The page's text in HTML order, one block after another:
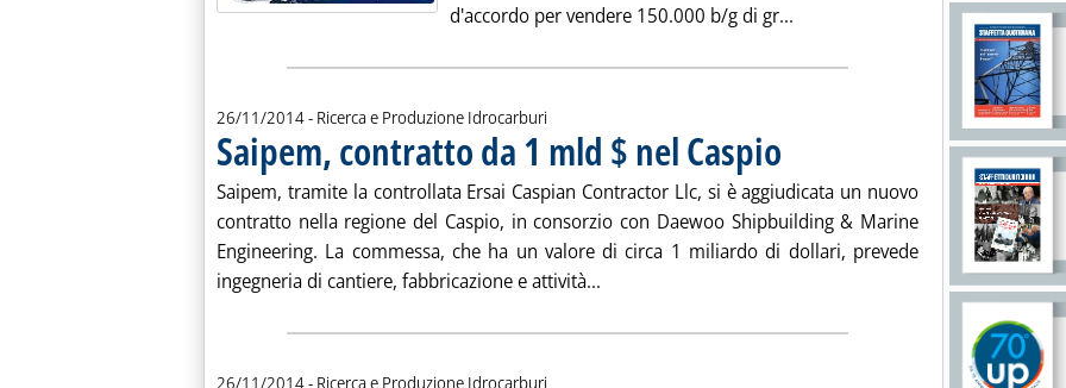
d'accordo per vendere 150.000 b/g di gr... Leggi tutta la notizia: 'Ceyhan,
26/11/2014- Ricerca e Produzione Idrocarburi
Saipem, contratto da 1 mld $ nel Caspio . Pubblicata mercoledì 26 novembre 2014 alle
Saipem, tramite la controllata Ersai Caspian Contractor Llc, si è aggiudicata un nuovo
contratto nella regione del Caspio, in consorzio con Daewoo Shipbuilding & Marine
Engineering. La commessa, che ha un valore di circa 1 miliardo di dollari, prevede
ingegneria di cantiere, fabbricazione e attività... Leggi tutta la notizia: 'Saipem, contratto da 1 mld $
26/11/2014- Ricerca e Produzione Idrocarburi